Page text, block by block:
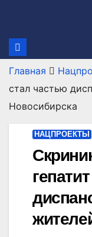
содержимому
Главная
стал частью
Новосибирска
НАЦПРОЕКТЫ